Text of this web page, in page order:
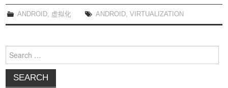
ANDROID, 虚拟化 ANDROID,VIRTUALIZATION
Search for: